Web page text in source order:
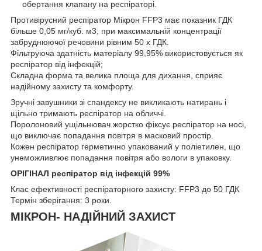
обертання клапану на респіраторі.
Противірусний респіратор Мікрон FFP3 має показник ГДК
більше 0,05 мг/куб. м3, при максимальній концентрації
забруднюючої речовини рівним 50 х ГДК.
Фільтруюча здатність матеріалу 99,95% використовується як
респіратор від інфекцій;
Складна форма та велика площа для дихання, сприяє
надійному захисту та комфорту.
Зручні завушники зі спандексу не викликають натирань і
щільно тримають респіратор на обличчі.
Поролоновий ущільнювач жорстко фіксує респіратор на носі,
що виключає попадання повітря в масковий простір.
Кожен респіратор герметично упакований у поліетилен, що
унеможливлює попадання повітря або вологи в упаковку.
ОРІГІНАЛ респіратор від інфекцій 99%
Клас ефективності респіраторного захисту: FFP3 до 50 ГДК
Термін зберігання: 3 роки.
МІКРОН- НАДІЙНИЙ ЗАХИСТ